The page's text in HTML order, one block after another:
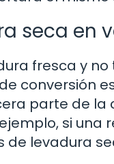
seca en
fresca y
conversión
parte de
si
de levadura